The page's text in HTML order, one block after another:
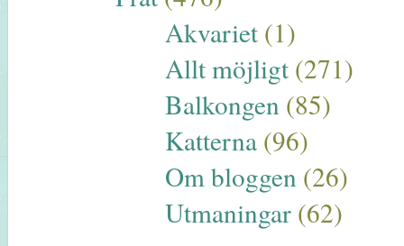
Akvariet (1)
Allt möjligt (271)
Balkongen (85)
Katterna (96)
Om bloggen (26)
Utmaningar (62)